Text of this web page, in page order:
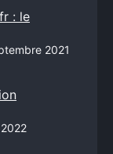
: le
2021